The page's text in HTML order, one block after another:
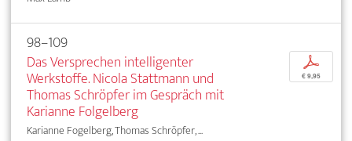
98–109
Das Versprechen intelligenter
Werkstoffe. Nicola Stattmann und
Thomas Schröpfer im Gespräch mit
Karianne Folgelberg
Karianne Fogelberg, Thomas Schröpfer, ...
p
€ 9,95